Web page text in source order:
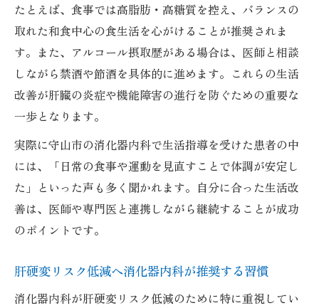
たとえば、食事では高脂肪・高糖質を控え、バランスの
取れた和食中心の食生活を心がけることが推奨されま
す。また、アルコール摂取歴がある場合は、医師と相談
しながら禁酒や節酒を具体的に進めます。これらの生活
改善が肝臓の炎症や機能障害の進行を防ぐための重要な
一歩となります。
実際に守山市の消化器内科で生活指導を受けた患者の中
には、「日常の食事や運動を見直すことで体調が安定し
た」といった声も多く聞かれます。自分に合った生活改
善は、医師や専門医と連携しながら継続することが成功
のポイントです。
肝硬変リスク低減へ消化器内科が推奨する習慣
消化器内科が肝硬変リスク低減のために特に重視してい